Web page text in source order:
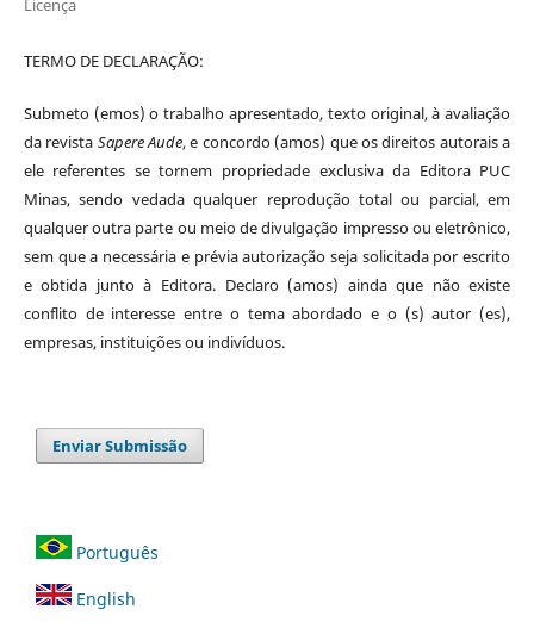
Licença
TERMO DE DECLARAÇÃO:
Submeto (emos) o trabalho apresentado, texto original, à avaliação
da revista Sapere Aude, e concordo (amos) que os direitos autorais a
ele referentes se tornem propriedade exclusiva da Editora PUC
Minas, sendo vedada qualquer reprodução total ou parcial, em
qualquer outra parte ou meio de divulgação impresso ou eletrônico,
sem que a necessária e prévia autorização seja solicitada por escrito
e obtida junto à Editora. Declaro (amos) ainda que não existe
conflito de interesse entre o tema abordado e o (s) autor (es),
empresas, instituições ou indivíduos.
Enviar Submissão
Português
English